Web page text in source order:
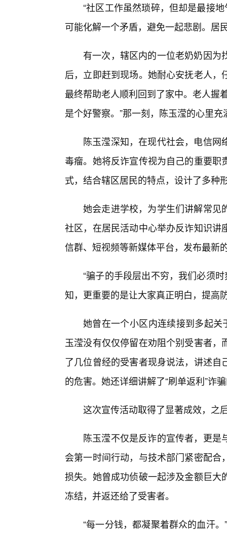
“社区工作虽然琐碎，但却是最接
可能化解一个矛盾，避免一起悲剧。居
有一次，辖区内的一位老奶奶因
后，立即赶到现场。她耐心安抚老人
最终帮助老人顺利回到了家中。老人握
是个好警察。”那一刻，陈玉滢的心里充
陈玉滢深知，在现代社会，电信
毒瘤。她将反诈宣传视为自己的重要
式，结合辖区居民的特点，设计了多种
她会走进学校，为学生们讲解常见
社区，在居民活动中心举办反诈知识
信群、短视频等新媒体平台，发布最新
“骗子的手段层出不穷，我们必须
知，更重要的是让大家真正明白，提高
她曾在一个小区内连续接到多起关
玉滢没有仅仅停留在劝阻个别受害者
了几位曾经的受害者现身说法，讲述
的危害。她还详细讲解了“刷单返利”诈
这次宣传活动取得了显著成效，之
陈玉滢不仅是反诈的宣传者，更
会第一时间行动，与技术部门紧密配
损失。她曾成功侦破一起涉及金额巨
冻结，并返还给了受害者。
“每一分钱，都凝聚着群众的血汗